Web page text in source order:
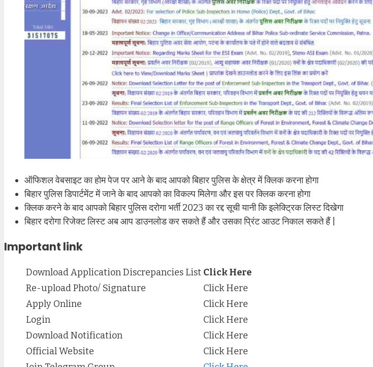
ऑफिशल वेबसाइट का होम पेज पर आने के बाद आपको बिहार पुलिस के क्षेत्र में क्लिक करना होगा
बिहार पुलिस डिपार्टमेंट में जाने के बाद आपको का विकल्प मिलेगा और इस पर क्लिक करना होगा
क्लिक करने के बाद आपको बिहार पुलिस दरोगा भर्ती 2023 का रद्द सूची यानी कि इलेक्ट्रिक लिस्ट दिखेगा
बिहार दरोगा रिजेक्ट लिस्ट अब आप डाउनलोड कर सकते हैं और उसका प्रिंट आउट निकाल सकते हैं |
Important link
Download Application Discrepancies List Click Here
Re-upload Photo/ Signature
Click Here
Apply Online
Click Here
Login
Click Here
Download Notification
Click Here
Official Website
Click Here